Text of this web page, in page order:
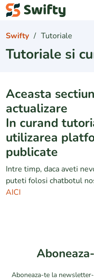
Swifty Tutoriale
Tutoriale si
Aceasta
actualizare
In curand
utilizarea
publicate
Intre timp, daca aveti
puteti folosi chatbotul
AICI
Aboneaza-te la